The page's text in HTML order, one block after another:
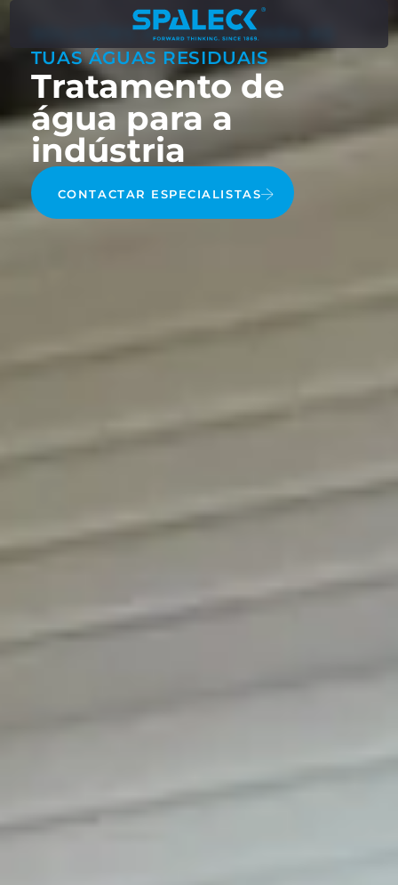
SOLUÇÕES À MEDIDA PARA AS
TUAS ÁGUAS RESIDUAIS
Tratamento de
água para a
indústria
CONTACTAR ESPECIALISTAS